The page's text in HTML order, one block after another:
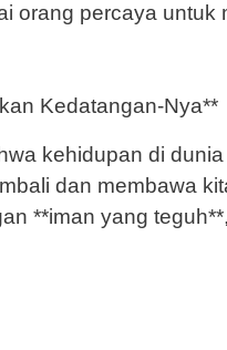
orang percaya
Kedatangan-Nya**
kehidupan di
dan membawa
**iman yang